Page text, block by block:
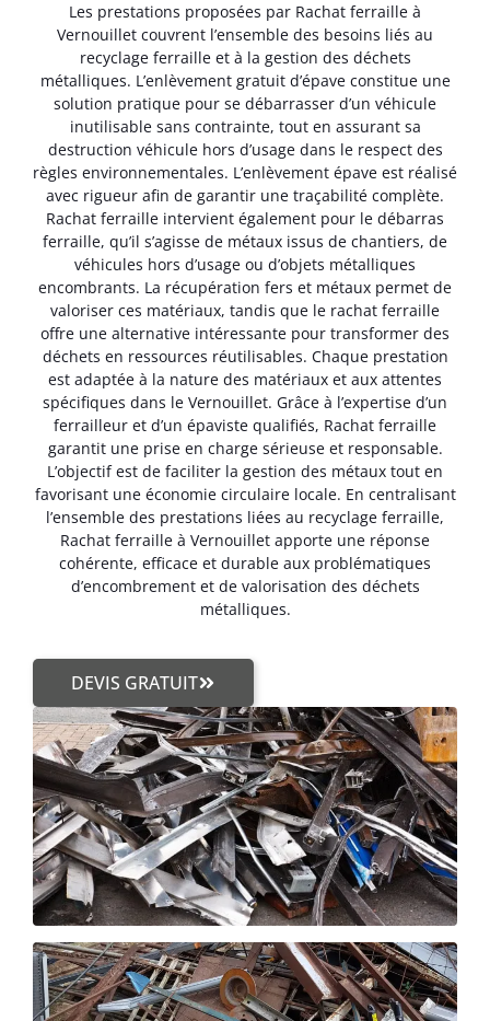
Les prestations proposées par Rachat ferraille à
Vernouillet couvrent l’ensemble des besoins liés au
recyclage ferraille et à la gestion des déchets
métalliques. L’enlèvement gratuit d’épave constitue une
solution pratique pour se débarrasser d’un véhicule
inutilisable sans contrainte, tout en assurant sa
destruction véhicule hors d’usage dans le respect des
règles environnementales. L’enlèvement épave est réalisé
avec rigueur afin de garantir une traçabilité complète.
Rachat ferraille intervient également pour le débarras
ferraille, qu’il s’agisse de métaux issus de chantiers, de
véhicules hors d’usage ou d’objets métalliques
encombrants. La récupération fers et métaux permet de
valoriser ces matériaux, tandis que le rachat ferraille
offre une alternative intéressante pour transformer des
déchets en ressources réutilisables. Chaque prestation
est adaptée à la nature des matériaux et aux attentes
spécifiques dans le Vernouillet. Grâce à l’expertise d’un
ferrailleur et d’un épaviste qualifiés, Rachat ferraille
garantit une prise en charge sérieuse et responsable.
L’objectif est de faciliter la gestion des métaux tout en
favorisant une économie circulaire locale. En centralisant
l’ensemble des prestations liées au recyclage ferraille,
Rachat ferraille à Vernouillet apporte une réponse
cohérente, efficace et durable aux problématiques
d’encombrement et de valorisation des déchets
métalliques.
DEVIS GRATUIT